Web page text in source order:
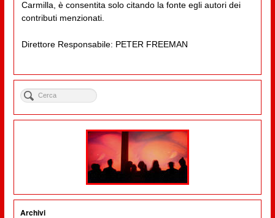
Carmilla, è consentita solo citando la fonte egli autori dei
contributi menzionati.
Direttore Responsabile: PETER FREEMAN
Archivi